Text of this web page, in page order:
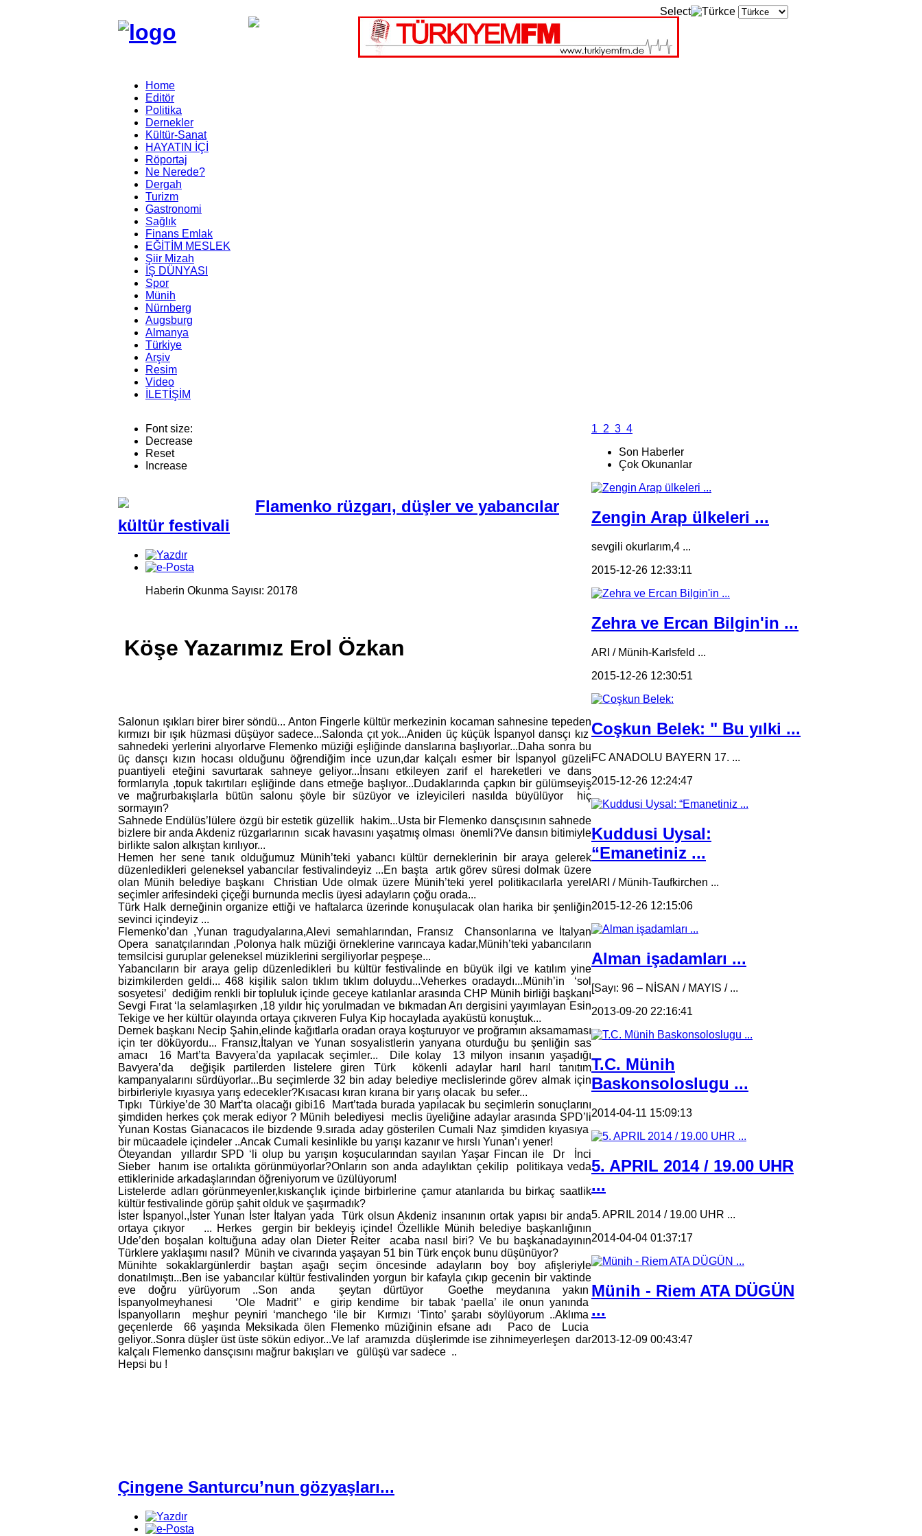
Select
Home
Editör
Politika
Dernekler
Kültür-Sanat
HAYATIN İÇİ
Röportaj
Ne Nerede?
Dergah
Turizm
Gastronomi
Sağlık
Finans Emlak
EĞİTİM MESLEK
Şiir Mizah
İŞ DÜNYASI
Spor
Münih
Nürnberg
Augsburg
Almanya
Türkiye
Arşiv
Resim
Video
İLETİŞİM
Font size:
Decrease
Reset
Increase
Flamenko rüzgarı, düşler ve yabancılar
kültür festivali
Haberin Okunma Sayısı: 20178
Köşe Yazarımız Erol Özkan
Salonun ışıkları birer birer söndü... Anton Fingerle kültür merkezinin kocaman sahnesine tepeden
kırmızı bir ışık hüzmasi düşüyor sadece...Salonda çıt yok...Aniden üç küçük İspanyol dansçı kız
sahnedeki yerlerini alıyorlarve Flemenko müziği eşliğinde danslarına başlıyorlar...Daha sonra bu
üç dansçı kızın hocası olduğunu öğrendiğim ince uzun,dar kalçalı esmer bir İspanyol güzeli
puantiyeli eteğini savurtarak sahneye geliyor...İnsanı etkileyen zarif el hareketleri ve dans
formlarıyla ,topuk takırtıları eşliğinde dans etmeğe başlıyor...Dudaklarında çapkın bir gülümseyiş
ve mağrurbakışlarla bütün salonu şöyle bir süzüyor ve izleyicileri nasılda büyülüyor hiç
sormayın?
Sahnede Endülüs’lülere özgü bir estetik güzellik hakim...Usta bir Flemenko dansçısının sahnede
bizlere bir anda Akdeniz rüzgarlarının sıcak havasını yaşatmış olması önemli?Ve dansın bitimiyle
birlikte salon alkıştan kırılıyor...
Hemen her sene tanık olduğumuz Münih’teki yabancı kültür derneklerinin bir araya gelerek
düzenledikleri geleneksel yabancılar festivalindeyiz ...En başta artık görev süresi dolmak üzere
olan Münih belediye başkanı Christian Ude olmak üzere Münih’teki yerel politikacılarla yerel
seçimler arifesindeki çiçeği burnunda meclis üyesi adayların çoğu orada...
Türk Halk derneğinin organize ettiği ve haftalarca üzerinde konuşulacak olan harika bir şenliğin
sevinci içindeyiz ...
Flemenko’dan ,Yunan tragudyalarına,Alevi semahlarından, Fransız Chansonlarına ve İtalyan
Opera sanatçılarından ,Polonya halk müziği örneklerine varıncaya kadar,Münih’teki yabancıların
temsilcisi guruplar geleneksel müziklerini sergiliyorlar peşpeşe...
Yabancıların bir araya gelip düzenledikleri bu kültür festivalinde en büyük ilgi ve katılım yine
bizimkilerden geldi... 468 kişilik salon tıklım tıklım doluydu...Veherkes oradaydı...Münih’in ‘sol
sosyetesi’ dediğim renkli bir topluluk içinde geceye katılanlar arasında CHP Münih birliği başkanı
Sevgi Fırat ‘la selamlaşırken ,18 yıldır hiç yorulmadan ve bıkmadan Arı dergisini yayımlayan Esin
Tekige ve her kültür olayında ortaya çıkıveren Fulya Kip hocaylada ayaküstü konuştuk...
Dernek başkanı Necip Şahin,elinde kağıtlarla oradan oraya koşturuyor ve proğramın aksamaması
için ter döküyordu... Fransız,İtalyan ve Yunan sosyalistlerin yanyana oturduğu bu şenliğin sas
amacı 16 Mart’ta Bavyera’da yapılacak seçimler... Dile kolay 13 milyon insanın yaşadığı
Bavyera’da değişik partilerden listelere giren Türk kökenli adaylar harıl harıl tanıtım
kampanyalarını sürdüyorlar...Bu seçimlerde 32 bin aday belediye meclislerinde görev almak için
birbirleriyle kıyasıya yarış edecekler?Kısacası kıran kırana bir yarış olacak bu sefer...
Tıpkı Türkiye’de 30 Mart’ta olacağı gibi16 Mart’tada burada yapılacak bu seçimlerin sonuçlarını
şimdiden herkes çok merak ediyor ? Münih belediyesi meclis üyeliğine adaylar arasında SPD’li
Yunan Kostas Gianacacos ile bizdende 9.sırada aday gösterilen Cumali Naz şimdiden kıyasıya
bir mücaadele içindeler ..Ancak Cumali kesinlikle bu yarışı kazanır ve hırslı Yunan’ı yener!
Öteyandan yıllardır SPD ‘li olup bu yarışın koşucularından sayılan Yaşar Fincan ile Dr İnci
Sieber hanım ise ortalıkta görünmüyorlar?Onların son anda adaylıktan çekilip politikaya veda
ettiklerinide arkadaşlarından öğreniyorum ve üzülüyorum!
Listelerde adları görünmeyenler,kıskançlık içinde birbirlerine çamur atanlarıda bu birkaç saatlik
kültür festivalinde görüp şahit olduk ve şaşırmadık?
İster İspanyol.,İster Yunan İster İtalyan yada Türk olsun Akdeniz insanının ortak yapısı bir anda
ortaya çıkıyor ... Herkes gergin bir bekleyiş içinde! Özellikle Münih belediye başkanlığının
Ude’den boşalan koltuğuna aday olan Dieter Reiter acaba nasıl biri? Ve bu başkanadayının
Türklere yaklaşımı nasıl? Münih ve civarında yaşayan 51 bin Türk ençok bunu düşünüyor?
Münihte sokaklargünlerdir baştan aşağı seçim öncesinde adayların boy boy afişleriyle
donatılmıştı...Ben ise yabancılar kültür festivalinden yorgun bir kafayla çıkıp gecenin bir vaktinde
eve doğru yürüyorum ..Son anda şeytan dürtüyor Goethe meydanına yakın
İspanyolmeyhanesi ‘Ole Madrit’’ e girip kendime bir tabak ‘paella’ ile onun yanında
İspanyolların meşhur peyniri ‘manchego ‘ile bir Kırmızı ‘Tinto’ şarabı söylüyorum ..Aklıma
geçenlerde 66 yaşında Meksikada ölen Flemenko müziğinin efsane adı Paco de Lucia
geliyor..Sonra düşler üst üste sökün ediyor...Ve laf aramızda düşlerimde ise zihnimeyerleşen dar
kalçalı Flemenko dansçısını mağrur bakışları ve gülüşü var sadece ..
Hepsi bu !
Çingene Santurcu’nun gözyaşları...
1 2 3 4
Son Haberler
Çok Okunanlar
Zengin Arap ülkeleri ...
sevgili okurlarım,4 ...
2015-12-26 12:33:11
Zehra ve Ercan Bilgin'in ...
ARI / Münih-Karlsfeld ...
2015-12-26 12:30:51
Coşkun Belek: " Bu yılki ...
FC ANADOLU BAYERN 17. ...
2015-12-26 12:24:47
Kuddusi Uysal:
“Emanetiniz ...
ARI / Münih-Taufkirchen ...
2015-12-26 12:15:06
Alman işadamları ...
[Sayı: 96 – NİSAN / MAYIS / ...
2013-09-20 22:16:41
T.C. Münih
Baskonsoloslugu ...
2014-04-11 15:09:13
5. APRIL 2014 / 19.00 UHR
...
5. APRIL 2014 / 19.00 UHR ...
2014-04-04 01:37:17
Münih - Riem ATA DÜGÜN
...
2013-12-09 00:43:47